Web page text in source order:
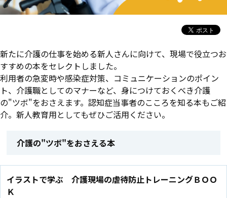
新たに介護の仕事を始める新人さんに向けて、現場で役立つお
すすめの本をセレクトしました。
利用者の急変時や感染症対策、コミュニケーションのポイン
ト、介護職としてのマナーなど、身につけておくべき介護
の"ツボ"をおさえます。認知症当事者のこころを知る本もご紹
介。新人教育用としてもぜひご活用ください。
介護の"ツボ"をおさえる本
イラストで学ぶ 介護現場の虐待防止トレーニングＢＯＯ
Ｋ